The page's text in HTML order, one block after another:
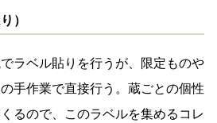
）
ラベル貼りを行うが、限定ものや
手作業で直接行う。蔵ごとの個性
るので、このラベルを集めるコレ